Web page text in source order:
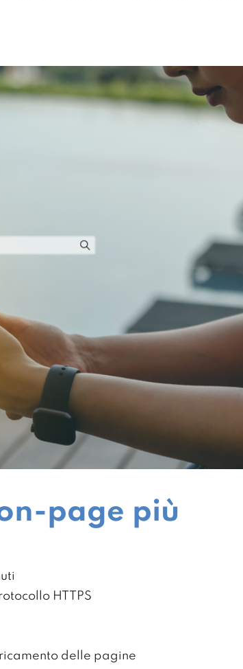
page più
HTTPS
delle pagine